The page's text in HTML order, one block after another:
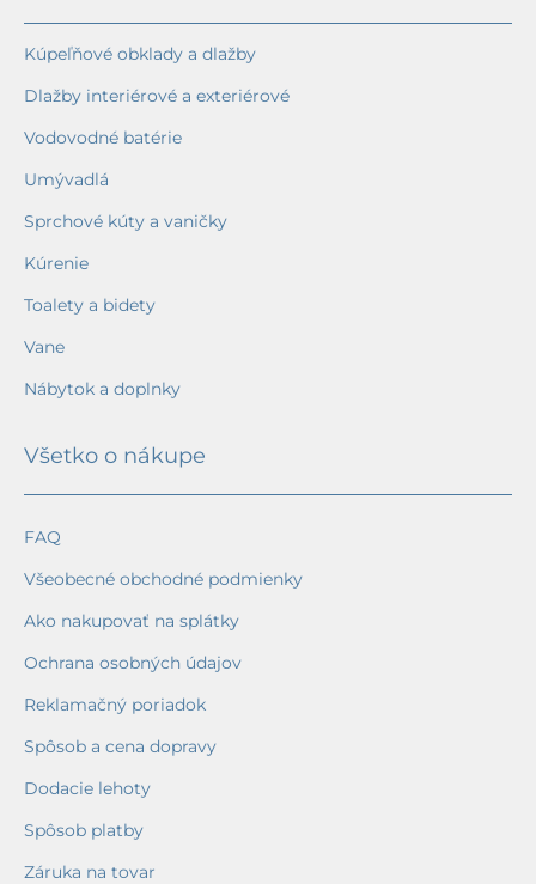
Kúpeľňové obklady a dlažby
Dlažby interiérové a exteriérové
Vodovodné batérie
Umývadlá
Sprchové kúty a vaničky
Kúrenie
Toalety a bidety
Vane
Nábytok a doplnky
Všetko o nákupe
FAQ
Všeobecné obchodné podmienky
Ako nakupovať na splátky
Ochrana osobných údajov
Reklamačný poriadok
Spôsob a cena dopravy
Dodacie lehoty
Spôsob platby
Záruka na tovar